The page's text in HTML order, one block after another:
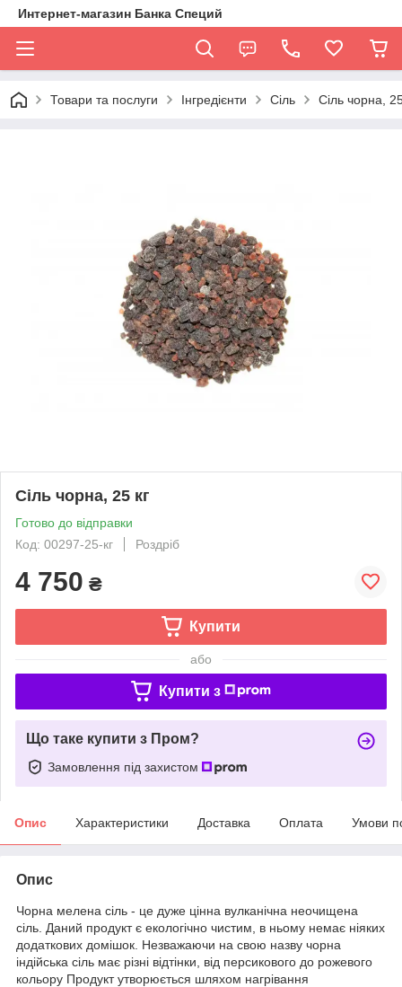
Интернет-магазин Банка Специй
Товари та послуги Інгредієнти Сіль Сіль чорна,
Сіль чорна, 25 кг
Готово до відправки
Код: 00297-25-кг
Роздріб
4 750 ₴
Купити
або
Купити з
Що таке купити з Пром?
Замовлення під захистом
Опис Характеристики Доставка Оплата Умови
Опис
Чорна мелена сіль - це дуже цінна вулканічна неочищена
сіль. Даний продукт є екологічно чистим, в ньому немає ніяких
додаткових домішок. Незважаючи на свою назву чорна
індійська сіль має різні відтінки, від персикового до рожевого
кольору Продукт утворюється шляхом нагрівання